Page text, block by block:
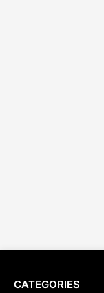
CATEGORIES